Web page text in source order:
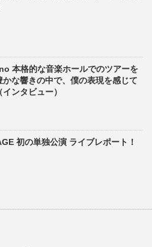
本格的な音楽ホールでのツアーを
かな響きの中で、僕の表現を感じて
ンタビュー）
初の単独公演 ライブレポート！